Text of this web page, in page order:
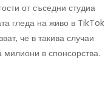
от съседни студиа
гледа на живо в TikTok
че в такива случаи
в спонсорства.